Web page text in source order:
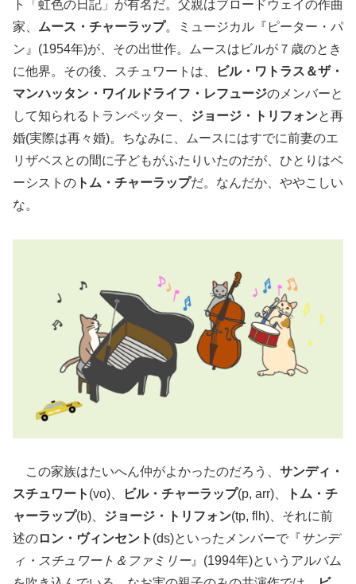
ト「虹色の日記」が有名だ。父親はブロードウェイの作曲
家、 ムース・チャーラップ。ミュージカル『ピーター・パ
ン』(1954年)が、その出世作。ムースはビルが７歳のとき
に他界。その後、スチュワートは、
ビル・ワトラス＆ザ・
マンハッタン・ワイルドライフ・レフュージのメンバーと
して知られるトランペッター、 ジョージ・トリフォンと再
婚(実際は再々婚)。ちなみに、ムースにはすでに前妻のエ
リザベスとの間に子どもがふたりいたのだが、ひとりはベ
ーシストの トム・チャーラップだ。なんだか、ややこしい
な。
この家族はたいへん仲がよかったのだろう、 サンディ・
スチュワート (vo)、 ビル・チャーラップ(p, arr)、
トム・チ
ャーラップ(b)、 ジョージ・トリフォン(tp, flh)、それに前
述のロン・ヴィンセント (ds)といったメンバーで『サンデ
ィ・スチュワート＆ファミリー』(1994年)というアルバム